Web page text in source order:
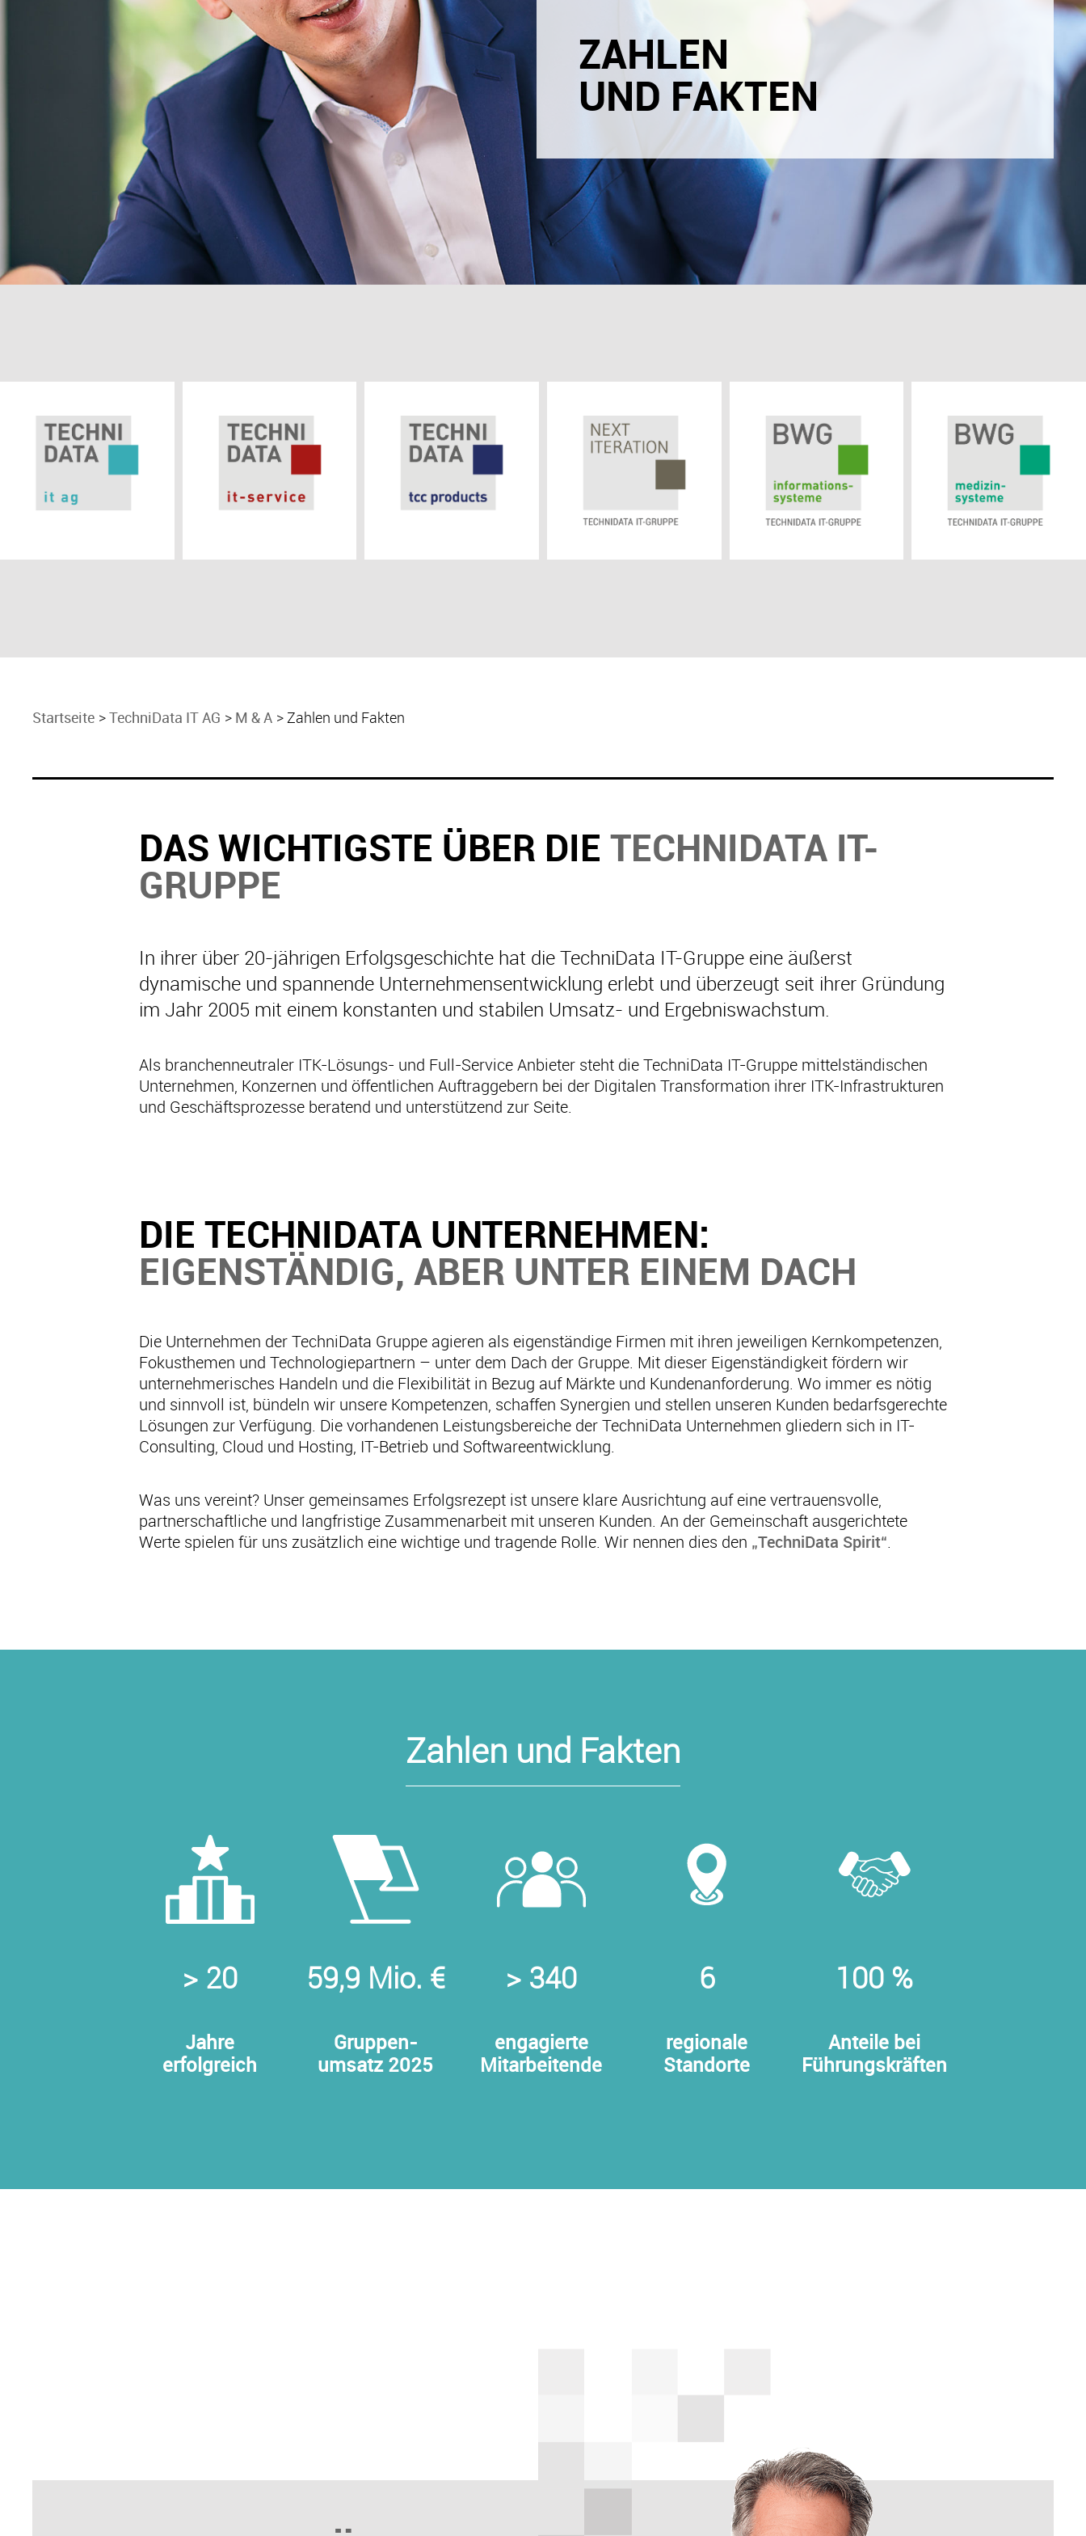
ZAHLEN
UND FAKTEN
Startseite TechniData IT AG M & A Zahlen und Fakten
DAS WICHTIGSTE ÜBER DIE TECHNIDATA IT-
GRUPPE
In ihrer über 20-jährigen Erfolgsgeschichte hat die TechniData IT-Gruppe eine äußerst
dynamische und spannende Unternehmensentwicklung erlebt und überzeugt seit ihrer Gründung
im Jahr 2005 mit einem konstanten und stabilen Umsatz- und Ergebniswachstum.
Als branchenneutraler ITK-Lösungs- und Full-Service Anbieter steht die TechniData IT-Gruppe mittelständischen
Unternehmen, Konzernen und öffentlichen Auftraggebern bei der Digitalen Transformation ihrer ITK-Infrastrukturen
und Geschäftsprozesse beratend und unterstützend zur Seite.
DIE TECHNIDATA UNTERNEHMEN:
EIGENSTÄNDIG, ABER UNTER EINEM DACH
Die Unternehmen der TechniData Gruppe agieren als eigenständige Firmen mit ihren jeweiligen Kernkompetenzen,
Fokusthemen und Technologiepartnern – unter dem Dach der Gruppe. Mit dieser Eigenständigkeit fördern wir
unternehmerisches Handeln und die Flexibilität in Bezug auf Märkte und Kundenanforderung. Wo immer es nötig
und sinnvoll ist, bündeln wir unsere Kompetenzen, schaffen Synergien und stellen unseren Kunden bedarfsgerechte
Lösungen zur Verfügung. Die vorhandenen Leistungsbereiche der TechniData Unternehmen gliedern sich in IT-
Consulting, Cloud und Hosting, IT-Betrieb und Softwareentwicklung.
Was uns vereint? Unser gemeinsames Erfolgsrezept ist unsere klare Ausrichtung auf eine vertrauensvolle,
partnerschaftliche und langfristige Zusammenarbeit mit unseren Kunden. An der Gemeinschaft ausgerichtete
Werte spielen für uns zusätzlich eine wichtige und tragende Rolle. Wir nennen dies den „TechniData Spirit“.
Zahlen und Fakten
> 20
Jahre
erfolgreich
59,9 Mio. €
Gruppen-
umsatz 2025
> 340
engagierte
Mitarbeitende
6
regionale
Standorte
100 %
Anteile bei
Führungskräften